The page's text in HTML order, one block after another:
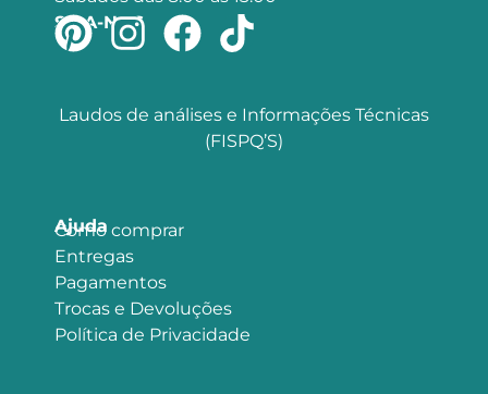
SIGA-NOS
Laudos de análises e Informações Técnicas
(FISPQ’S)
Ajuda
Como comprar
Entregas
Pagamentos
Trocas e Devoluções
Política de Privacidade